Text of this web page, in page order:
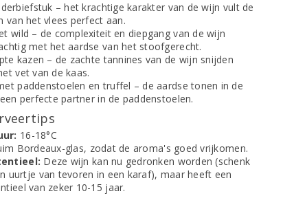
– het krachtige karakter van de wijn vult de
van het vlees perfect aan.
wild – de complexiteit en diepgang van de wijn
met het aardse van het stoofgerecht.
kazen – de zachte tannines van de wijn snijden
vet van de kaas.
paddenstoelen en truffel – de aardse tonen in de
perfecte partner in de paddenstoelen.
16-18°C
Bordeaux-glas, zodat de aroma's goed vrijkomen.
Deze wijn kan nu gedronken worden (schenk
uurtje van tevoren in een karaf), maar heeft een
van zeker 10-15 jaar.